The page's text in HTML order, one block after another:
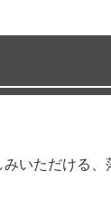
いただける